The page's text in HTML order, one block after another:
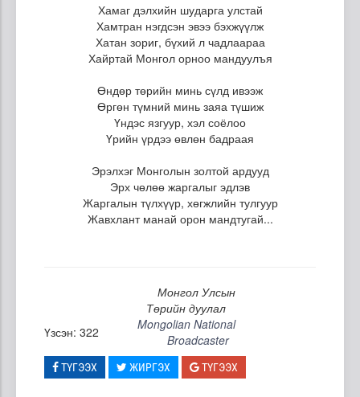
Хамаг дэлхийн шударга улстай
Хамтран нэгдсэн эвээ бэхжүүлж
Хатан зориг, бүхий л чадлаараа
Хайртай Монгол орноо мандуулъя
Өндөр төрийн минь сүлд ивээж
Өргөн түмний минь заяа түшиж
Үндэс язгуур, хэл соёлоо
Үрийн үрдээ өвлөн бадраая
Эрэлхэг Монголын золтой ардууд
Эрх чөлөө жаргалыг эдлэв
Жаргалын түлхүүр, хөгжлийн тулгуур
Жавхлант манай орон мандтугай...
Монгол Улсын
Төрийн дуулал
Үзсэн: 322
Mongolian National
Broadcaster
ТҮГЭЭХ ЖИРГЭХ ТҮГЭЭХ